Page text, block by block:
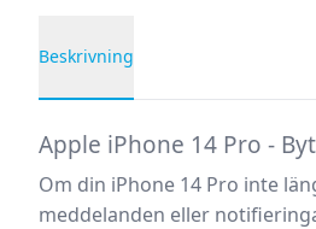
Beskrivning
Apple iPhone 14 Pro -
Om din iPhone 14 Pro inte
meddelanden eller